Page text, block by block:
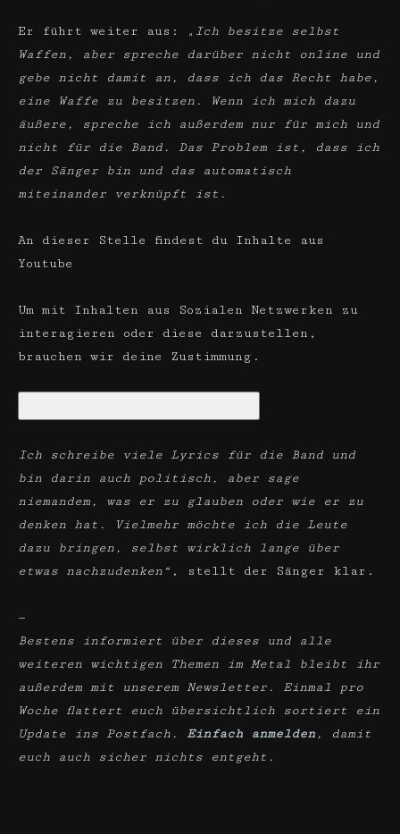
Er führt weiter aus:
„Ich besitze selbst
Waffen, aber spreche darüber nicht online und
gebe nicht damit an, dass ich das Recht habe,
eine Waffe zu besitzen. Wenn ich mich dazu
äußere, spreche ich außerdem nur für mich und
nicht für die Band. Das Problem ist, dass ich
der Sänger bin und das automatisch
miteinander verknüpft ist.
An dieser Stelle findest du Inhalte aus
Youtube
Um mit Inhalten aus Sozialen Netzwerken zu
interagieren oder diese darzustellen,
brauchen wir deine Zustimmung.
Ich schreibe viele Lyrics für die Band und
bin darin auch politisch, aber sage
niemandem, was er zu glauben oder wie er zu
denken hat. Vielmehr möchte ich die Leute
dazu bringen, selbst wirklich lange über
etwas nachzudenken“ , stellt der Sänger klar.
—
Bestens informiert über dieses und alle
weiteren wichtigen Themen im Metal bleibt ihr
außerdem mit unserem Newsletter. Einmal pro
Woche flattert euch übersichtlich sortiert ein
Update ins Postfach.
Einfach anmelden , damit
euch auch sicher nichts entgeht.